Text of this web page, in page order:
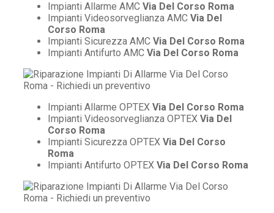
Impianti Allarme AMC Via Del Corso Roma
Impianti Videosorveglianza AMC Via Del
Corso Roma
Impianti Sicurezza AMC Via Del Corso Roma
Impianti Antifurto AMC Via Del Corso Roma
Impianti Allarme OPTEX Via Del Corso Roma
Impianti Videosorveglianza OPTEX Via Del
Corso Roma
Impianti Sicurezza OPTEX Via Del Corso
Roma
Impianti Antifurto OPTEX Via Del Corso Roma